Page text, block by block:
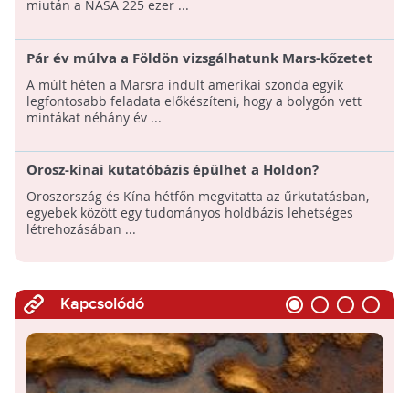
miután a NASA 225 ezer ...
Pár év múlva a Földön vizsgálhatunk Mars-kőzetet
A múlt héten a Marsra indult amerikai szonda egyik
legfontosabb feladata előkészíteni, hogy a bolygón vett
mintákat néhány év ...
Orosz-kínai kutatóbázis épülhet a Holdon?
Oroszország és Kína hétfőn megvitatta az űrkutatásban,
egyebek között egy tudományos holdbázis lehetséges
létrehozásában ...
Kapcsolódó